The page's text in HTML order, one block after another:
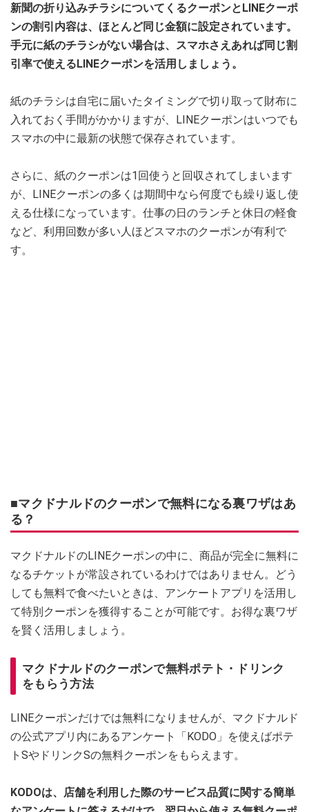
新聞の折り込みチラシについてくるクーポンとLINEクーポ
ンの割引内容は、ほとんど同じ金額に設定されています。
手元に紙のチラシがない場合は、スマホさえあれば同じ割
引率で使えるLINEクーポンを活用しましょう。
紙のチラシは自宅に届いたタイミングで切り取って財布に
入れておく手間がかかりますが、LINEクーポンはいつでも
スマホの中に最新の状態で保存されています。
さらに、紙のクーポンは1回使うと回収されてしまいます
が、LINEクーポンの多くは期間中なら何度でも繰り返し使
える仕様になっています。仕事の日のランチと休日の軽食
など、利用回数が多い人ほどスマホのクーポンが有利で
す。
■マクドナルドのクーポンで無料になる裏ワザはあ
る？
マクドナルドのLINEクーポンの中に、商品が完全に無料に
なるチケットが常設されているわけではありません。どう
しても無料で食べたいときは、アンケートアプリを活用し
て特別クーポンを獲得することが可能です。お得な裏ワザ
を賢く活用しましょう。
マクドナルドのクーポンで無料ポテト・ドリンク
をもらう方法
LINEクーポンだけでは無料になりませんが、マクドナルド
の公式アプリ内にあるアンケート「KODO」を使えばポテ
トSやドリンクSの無料クーポンをもらえます。
KODOは、店舗を利用した際のサービス品質に関する簡単